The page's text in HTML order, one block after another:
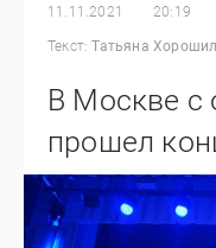
11.11.2021 20:19
Текст: Татьяна
В Москве с
прошел